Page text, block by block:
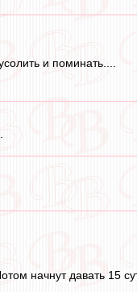
и поминать....
начнут давать 15